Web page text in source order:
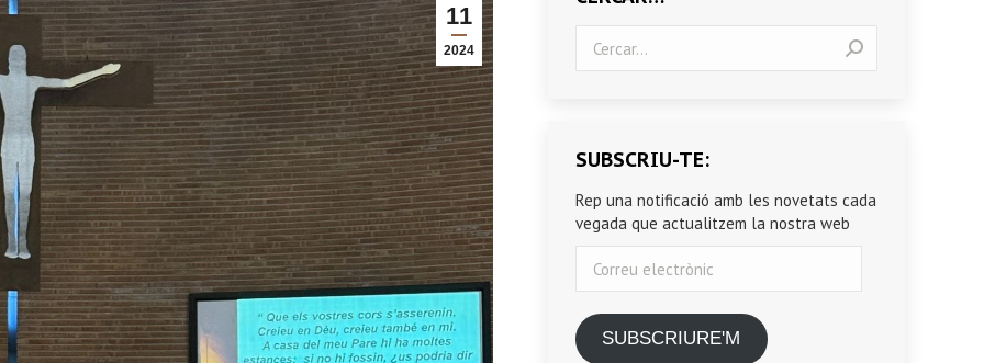
11
2024
SUBSCRIU-TE:
Rep una notificació amb les novetats cada
vegada que actualitzem la nostra web
electrònic
SUBSCRIURE'M